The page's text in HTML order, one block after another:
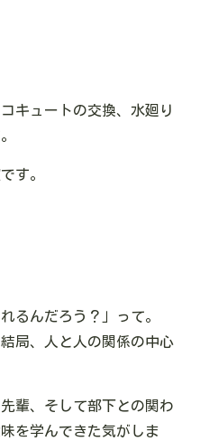
キュートの交換、水廻り
す。
るんだろう？」って。
局、人と人の関係の中心
輩、そして部下との関わ
を学んできた気がしま